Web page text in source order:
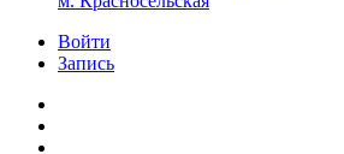
Войти
Запись